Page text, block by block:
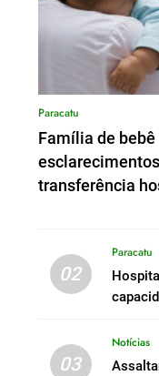
Paracatu
Família de
transferência
02
Paracatu
03
Notícias